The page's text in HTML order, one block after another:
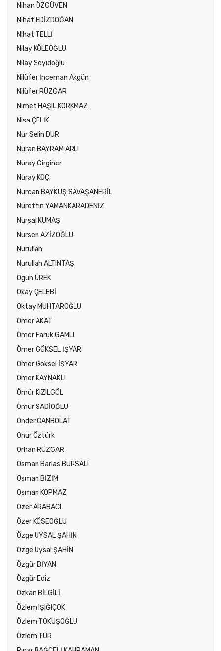
Nihan ÖZGÜVEN
Nihat EDİZDOĞAN
Nihat TELLİ
Nilay KÖLEOĞLU
Nilay Seyidoğlu
Nilüfer İnceman Akgün
Nilüfer RÜZGAR
Nimet HAŞIL KORKMAZ
Nisa ÇELİK
Nur Selin DUR
Nuran BAYRAM ARLI
Nuray Girginer
Nuray KOÇ
Nurcan BAYKUŞ SAVAŞANERİL
Nurettin YAMANKARADENİZ
Nursal KUMAŞ
Nursen AZİZOĞLU
Nurullah
Nurullah ALTINTAŞ
Ogün ÜREK
Okay ÇELEBİ
Oktay MUHTAROĞLU
Ömer AKAT
Ömer Faruk GAMLI
Ömer GÖKSEL İŞYAR
Ömer Göksel İŞYAR
Ömer KAYNAKLI
Ömür KIZILGÖL
Ömür SADİOĞLU
Önder CANBOLAT
Onur Öztürk
Orhan RÜZGAR
Osman Barlas BURSALI
Osman BİZİM
Osman KOPMAZ
Özer ARABACI
Özer KÖSEOĞLU
Özge UYSAL ŞAHİN
Özge Uysal ŞAHİN
Özgür BİYAN
Özgür Ediz
Özkan BİLGİLİ
Özlem IŞIĞIÇOK
Özlem TOKUŞOĞLU
Özlem TÜR